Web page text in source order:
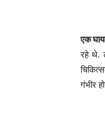
एक
रहे थे.
गंभीर